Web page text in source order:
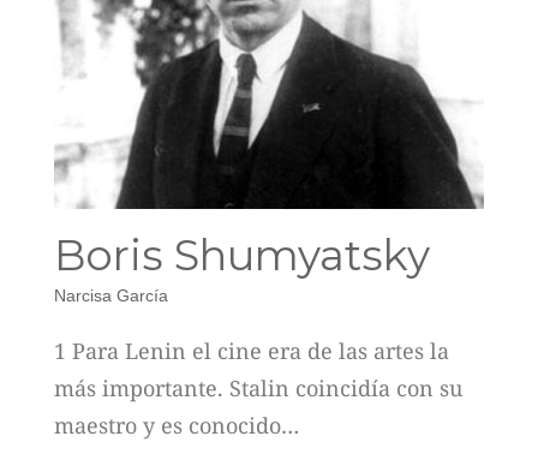
Boris Shumyatsky
Narcisa García
1 Para Lenin el cine era de las artes la
más importante. Stalin coincidía con su
maestro y es conocido…